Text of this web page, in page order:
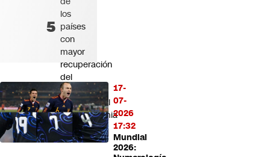
17-
07-
2026
17:32
Mundial
2026:
los
países
con
mayor
recuperación
del
turismo
internacional
postpandemia